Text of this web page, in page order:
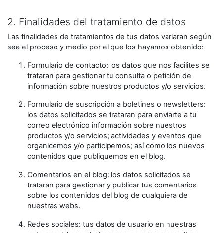
2. Finalidades del tratamiento de datos
Las finalidades de tratamientos de tus datos variaran según
sea el proceso y medio por el que los hayamos obtenido:
Formulario de contacto: los datos que nos facilites se
trataran para gestionar tu consulta o petición de
información sobre nuestros productos y/o servicios.
Formulario de suscripción a boletines o newsletters:
los datos solicitados se trataran para enviarte a tu
correo electrónico información sobre nuestros
productos y/o servicios; actividades y eventos que
organicemos y/o participemos; así como los nuevos
contenidos que publiquemos en el blog.
Comentarios en el blog: los datos solicitados se
trataran para gestionar y publicar tus comentarios
sobre los contenidos del blog de cualquiera de
nuestras webs.
Redes sociales: tus datos de usuario en nuestras